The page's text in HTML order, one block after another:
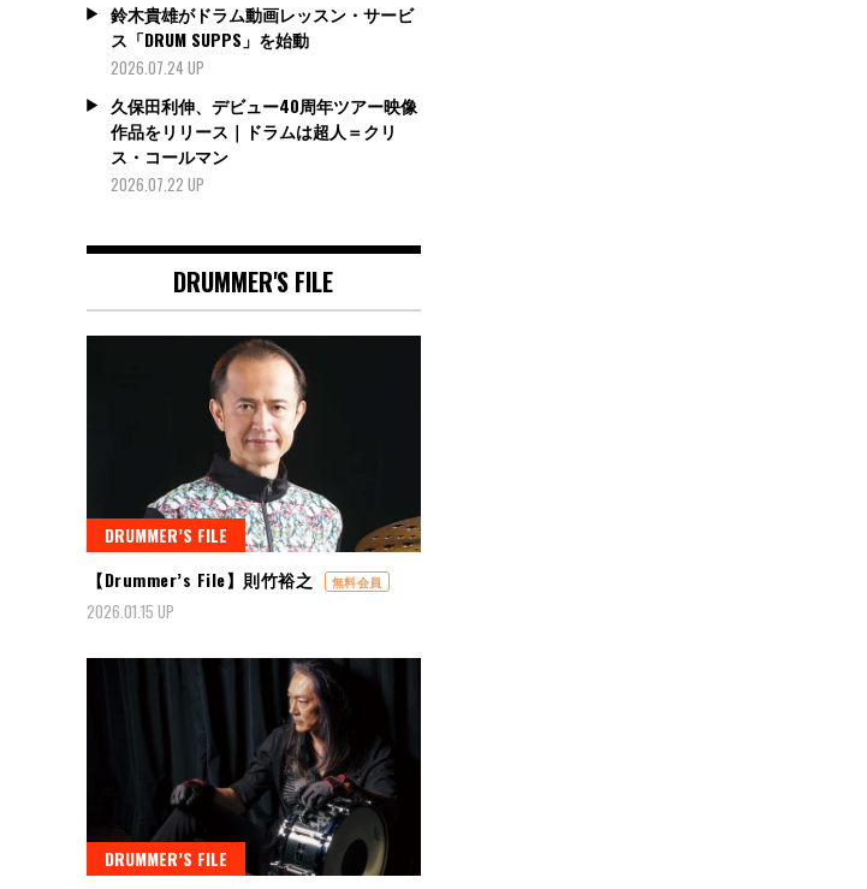
鈴木貴雄がドラム動画レッスン・サービ
ス「DRUM SUPPS」を始動
2026.07.24 UP
久保田利伸、デビュー40周年ツアー映像
作品をリリース｜ドラムは超人＝クリ
ス・コールマン
2026.07.22 UP
DRUMMER'S FILE
DRUMMER’S FILE
【Drummer’s File】則竹裕之
無料会員
2026.01.15 UP
DRUMMER’S FILE